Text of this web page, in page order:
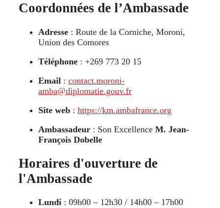
Coordonnées de l’Ambassade
Adresse : Route de la Corniche, Moroni,
Union des Comores
Téléphone : +269 773 20 15
Email : contact.moroni-
amba@diplomatie.gouv.fr
Site web : https://km.ambafrance.org
Ambassadeur : Son Excellence M. Jean-
François Dobelle
Horaires d'ouverture de
l'Ambassade
Lundi : 09h00 – 12h30 / 14h00 – 17h00